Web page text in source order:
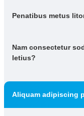
Penatibus metus
Nam consectetur
letius?
Aliquam adipiscing